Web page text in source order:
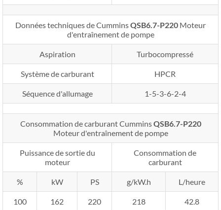
Données techniques de CumminsQSB6.7-P220 Moteur
d'entraînement de pompe
Aspiration Turbocompressé
Système de carburant HPCR
Séquence d'allumage 1-5-3-6-2-4
Consommation de carburant CumminsQSB6.7-P220
Moteur d'entraînement de pompe
Puissance de sortie du
moteur
Consommation de
carburant
% kW PS g/kW.h L/heure
100 162 220 218 42.8